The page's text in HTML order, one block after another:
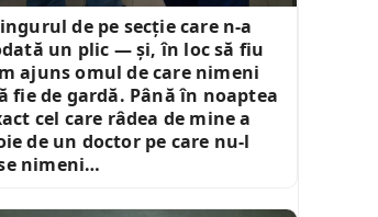
de pe secție care n-a
un plic — și, în loc să fiu
ajuns omul de care nimeni
fie de gardă. Până în noaptea
cel care râdea de mine a
de un doctor pe care nu-l
nimeni…